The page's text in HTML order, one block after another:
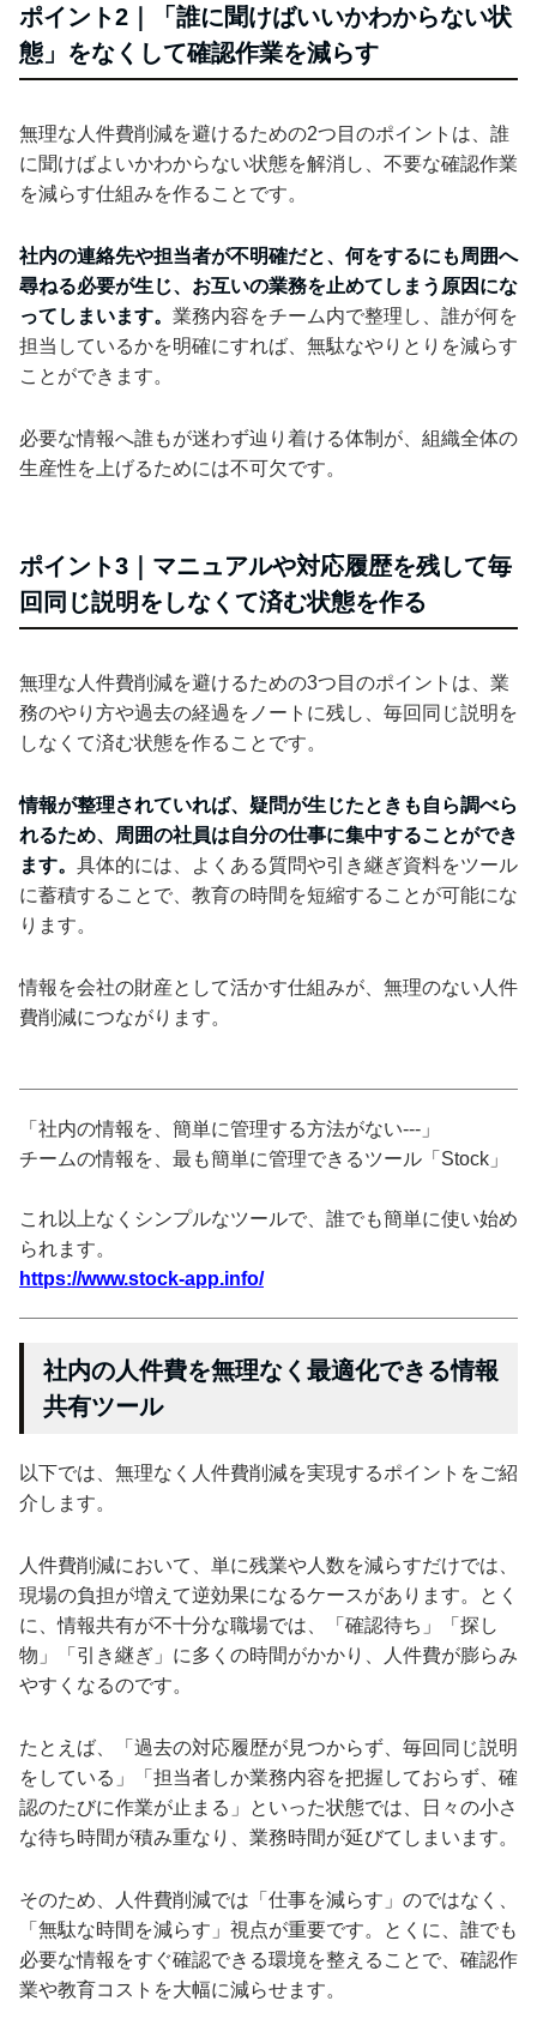
ポイント2｜「誰に聞けばいいかわからない状
態」をなくして確認作業を減らす
無理な人件費削減を避けるための2つ目のポイントは、誰
に聞けばよいかわからない状態を解消し、不要な確認作業
を減らす仕組みを作ることです。
社内の連絡先や担当者が不明確だと、何をするにも周囲へ
尋ねる必要が生じ、お互いの業務を止めてしまう原因にな
ってしまいます。 業務内容をチーム内で整理し、誰が何を
担当しているかを明確にすれば、無駄なやりとりを減らす
ことができます。
必要な情報へ誰もが迷わず辿り着ける体制が、組織全体の
生産性を上げるためには不可欠です。
ポイント3｜マニュアルや対応履歴を残して毎
回同じ説明をしなくて済む状態を作る
無理な人件費削減を避けるための3つ目のポイントは、業
務のやり方や過去の経過をノートに残し、毎回同じ説明を
しなくて済む状態を作ることです。
情報が整理されていれば、疑問が生じたときも自ら調べら
れるため、周囲の社員は自分の仕事に集中することができ
ます。 具体的には、よくある質問や引き継ぎ資料をツール
に蓄積することで、教育の時間を短縮することが可能にな
ります。
情報を会社の財産として活かす仕組みが、無理のない人件
費削減につながります。
「社内の情報を、簡単に管理する方法がない---」
チームの情報を、最も簡単に管理できるツール「Stock」
これ以上なくシンプルなツールで、誰でも簡単に使い始め
られます。
https://www.stock-app.info/
社内の人件費を無理なく最適化できる情報
共有ツール
以下では、無理なく人件費削減を実現するポイントをご紹
介します。
人件費削減において、単に残業や人数を減らすだけでは、
現場の負担が増えて逆効果になるケースがあります。とく
に、情報共有が不十分な職場では、「確認待ち」「探し
物」「引き継ぎ」に多くの時間がかかり、人件費が膨らみ
やすくなるのです。
たとえば、「過去の対応履歴が見つからず、毎回同じ説明
をしている」「担当者しか業務内容を把握しておらず、確
認のたびに作業が止まる」といった状態では、日々の小さ
な待ち時間が積み重なり、業務時間が延びてしまいます。
そのため、人件費削減では「仕事を減らす」のではなく、
「無駄な時間を減らす」視点が重要です。とくに、誰でも
必要な情報をすぐ確認できる環境を整えることで、確認作
業や教育コストを大幅に減らせます。